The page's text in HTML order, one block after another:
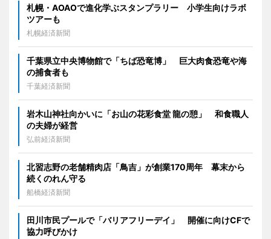
札幌・AOAOで進化学ぶスタンプラリー 小学生向けラボ
ツアーも
札幌経済新聞
千葉県立中央博物館で「ちば恐竜博」 巨大肉食恐竜や海
の捕食者も
千葉経済新聞
岩木山神社向かいに「お山の花彩食堂 龍の憩」 和食職人
の夫婦が経営
弘前経済新聞
北習志野の老舗精肉店「鳥吉」が創業170周年 幕末から
続くのれん守る
船橋経済新聞
田川市民プールで「バリアフリーデイ」 開催に向けCFで
協力呼びかけ